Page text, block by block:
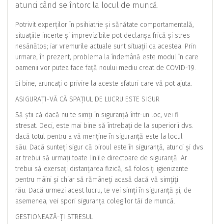
atunci când se întorc la locul de muncă.
Potrivit experților în psihiatrie și sănătate comportamentală,
situațiile incerte și imprevizibile pot declanșa frică și stres
nesănătos; iar vremurile actuale sunt situații ca acestea. Prin
urmare, în prezent, problema la îndemână este modul în care
oamenii vor putea face față noului mediu creat de COVID-19.
Ei bine, aruncați o privire la aceste sfaturi care vă pot ajuta.
ASIGURAȚI-VĂ CĂ SPAȚIUL DE LUCRU ESTE SIGUR
Să știi că dacă nu te simți în siguranță într-un loc, vei fi
stresat. Deci, este mai bine să întrebați de la superiorii dvs.
dacă totul pentru a vă menține în siguranță este la locul
său. Dacă sunteți sigur că biroul este în siguranță, atunci și dvs.
ar trebui să urmați toate liniile directoare de siguranță. Ar
trebui să exersați distanțarea fizică, să folosiți igienizante
pentru mâini și chiar să rămâneți acasă dacă vă simțiți
rău. Dacă urmezi acest lucru, te vei simți în siguranță și, de
asemenea, vei spori siguranța colegilor tăi de muncă.
GESTIONEAZĂ-ȚI STRESUL